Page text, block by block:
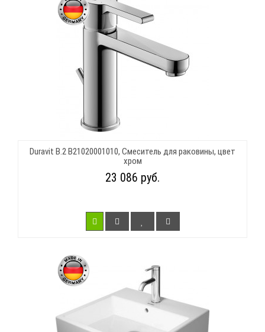
Duravit B.2 B21020001010, Смеситель для раковины, цвет
хром
23 086 руб.